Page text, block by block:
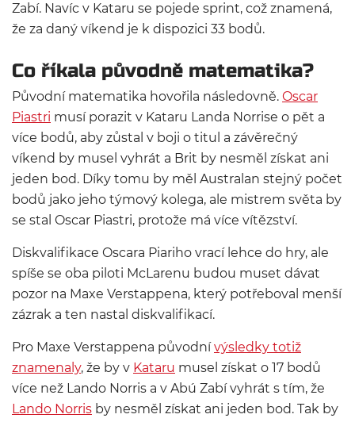
Zabí. Navíc v Kataru se pojede sprint, což znamená,
že za daný víkend je k dispozici 33 bodů.
Co říkala původně matematika?
Původní matematika hovořila následovně. Oscar
Piastri musí porazit v Kataru Landa Norrise o pět a
více bodů, aby zůstal v boji o titul a závěrečný
víkend by musel vyhrát a Brit by nesměl získat ani
jeden bod. Díky tomu by měl Australan stejný počet
bodů jako jeho týmový kolega, ale mistrem světa by
se stal Oscar Piastri, protože má více vítězství.
Diskvalifikace Oscara Piariho vrací lehce do hry, ale
spíše se oba piloti McLarenu budou muset dávat
pozor na Maxe Verstappena, který potřeboval menší
zázrak a ten nastal diskvalifikací.
Pro Maxe Verstappena původnívýsledky totiž
znamenaly, že by v Kataru musel získat o 17 bodů
více než Lando Norris a v Abú Zabí vyhrát s tím, že
Lando Norris by nesměl získat ani jeden bod. Tak by